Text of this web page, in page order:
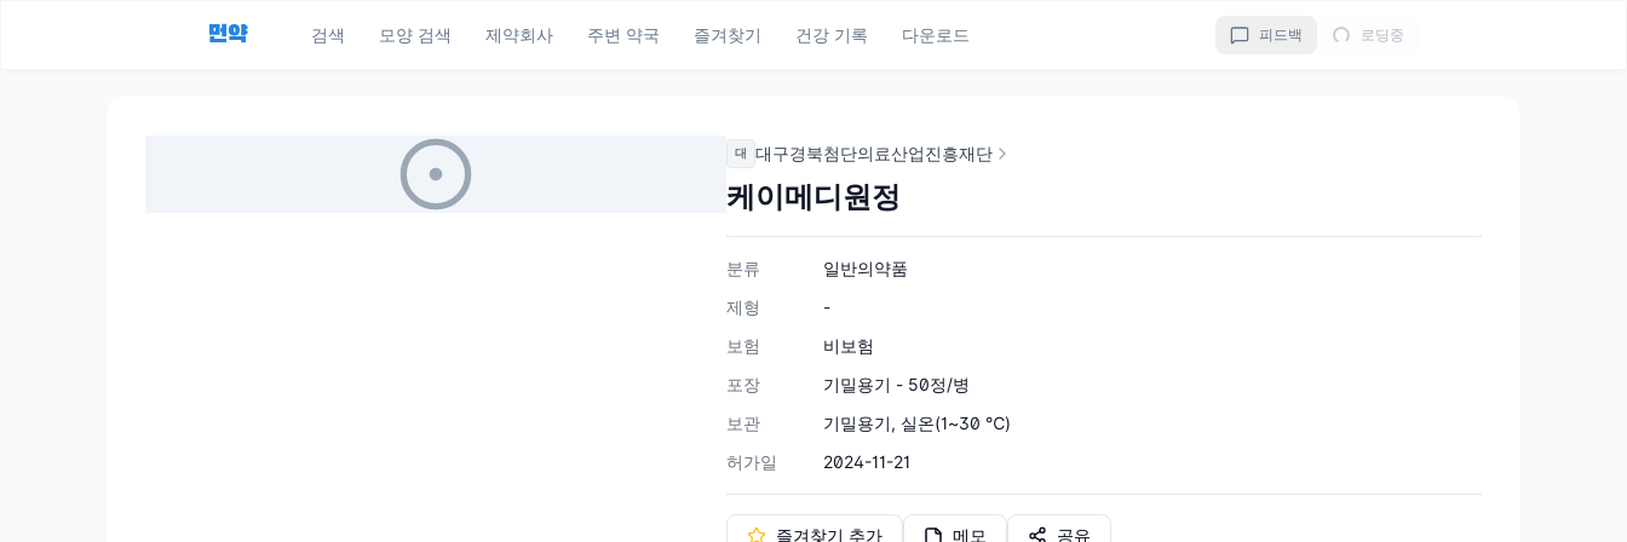
먼약 검색 모양 검색 제약회사 주변 약국 즐겨찾기 건강 기록 다운로드 피드백 로딩중
대 대구경북첨단의료산업진흥재단
케이메디원정
분류
일반의약품
제형
-
보험
비보험
포장
기밀용기 - 50정/병
보관
기밀용기, 실온(1~30 ℃)
허가일
2024-11-21
즐겨찾기 추가 메모 공유